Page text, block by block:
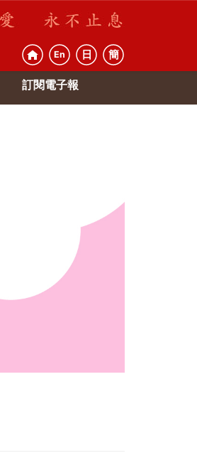
En 日 簡
訂閱電子報